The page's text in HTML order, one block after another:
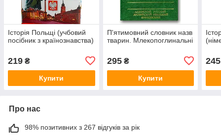
Історія Польщі (учбовий
посібник з країнознавства)
219 ₴
Купити
П'ятимовний словник назв
тварин. Млекопоглинальні
295₴
Купити
245
Про нас
98% позитивних з 267 відгуків за рік